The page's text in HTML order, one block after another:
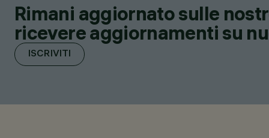
Rimani aggiornato sulle
ricevere aggiornamenti su
ISCRIVITI